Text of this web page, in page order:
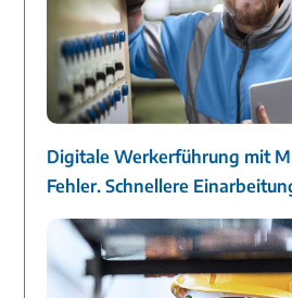
Digitale Werkerführung mit
Fehler. Schnellere